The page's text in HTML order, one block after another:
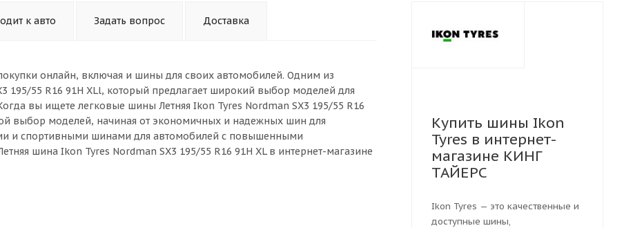
к авто Задать вопрос Доставка
онлайн, включая и шины для своих автомобилей. Одним из
195/55 R16 91H XLl, который предлагает широкий выбор моделей для
вы ищете легковые шины Летняя Ikon Tyres Nordman SX3 195/55 R16
выбор моделей, начиная от экономичных и надежных шин для
и спортивными шинами для автомобилей с повышенными
шина Ikon Tyres Nordman SX3 195/55 R16 91H XL в интернет-магазине
Купить шины Ikon
Tyres в интернет-
магазине КИНГ
ТАЙЕРС
Ikon Tyres — это качественные и
доступные шины,